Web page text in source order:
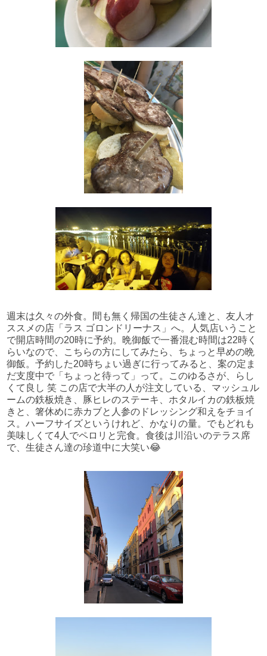
週末は久々の外食。間も無く帰国の生徒さん達と、友人オ
ススメの店「ラス ゴロンドリーナス」へ。人気店いうこと
で開店時間の20時に予約。晩御飯で一番混む時間は22時く
らいなので、こちらの方にしてみたら、ちょっと早めの晩
御飯。予約した20時ちょい過ぎに行ってみると、案の定ま
だ支度中で「ちょっと待って」って。このゆるさが、らし
くて良し 笑 この店で大半の人が注文している、マッシュル
ームの鉄板焼き、豚ヒレのステーキ、ホタルイカの鉄板焼
きと、箸休めに赤カブと人参のドレッシング和えをチョイ
ス。ハーフサイズというけれど、かなりの量。でもどれも
美味しくて4人でペロリと完食。食後は川沿いのテラス席
で、生徒さん達の珍道中に大笑い😂